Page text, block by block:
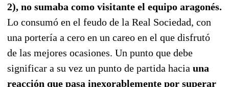
2), no sumaba como visitante el equipo aragonés.
Lo consumó en el feudo de la Real Sociedad, con
una portería a cero en un careo en el que disfrutó
de las mejores ocasiones. Un punto que debe
significar a su vez un punto de partida hacia una
reacción que pasa inexorablemente por superar